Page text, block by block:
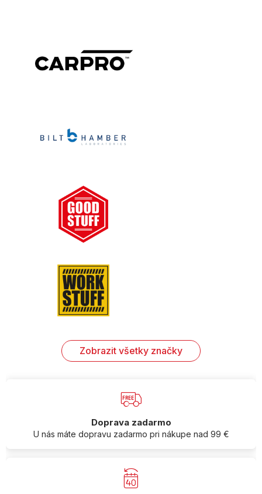
Zobrazit všetky značky
Doprava zadarmo
U nás máte dopravu zadarmo pri nákupe nad 99 €